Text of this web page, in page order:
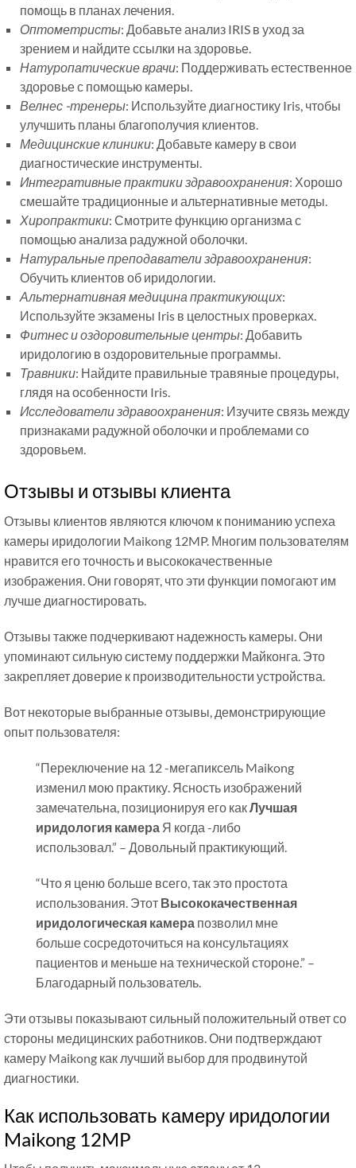
помощь в планах лечения.
Оптометристы: Добавьте анализ IRIS в уход за
зрением и найдите ссылки на здоровье.
Натуропатические врачи: Поддерживать естественное
здоровье с помощью камеры.
Велнес -тренеры: Используйте диагностику Iris, чтобы
улучшить планы благополучия клиентов.
Медицинские клиники: Добавьте камеру в свои
диагностические инструменты.
Интегративные практики здравоохранения: Хорошо
смешайте традиционные и альтернативные методы.
Хиропрактики: Смотрите функцию организма с
помощью анализа радужной оболочки.
Натуральные преподаватели здравоохранения:
Обучить клиентов об иридологии.
Альтернативная медицина практикующих:
Используйте экзамены Iris в целостных проверках.
Фитнес и оздоровительные центры: Добавить
иридологию в оздоровительные программы.
Травники: Найдите правильные травяные процедуры,
глядя на особенности Iris.
Исследователи здравоохранения: Изучите связь между
признаками радужной оболочки и проблемами со
здоровьем.
Отзывы и отзывы клиента
Отзывы клиентов являются ключом к пониманию успеха
камеры иридологии Maikong 12MP. Многим пользователям
нравится его точность и высококачественные
изображения. Они говорят, что эти функции помогают им
лучше диагностировать.
Отзывы также подчеркивают надежность камеры. Они
упоминают сильную систему поддержки Майконга. Это
закрепляет доверие к производительности устройства.
Вот некоторые выбранные отзывы, демонстрирующие
опыт пользователя:
“Переключение на 12 -мегапиксель Maikong
изменил мою практику. Ясность изображений
замечательна, позиционируя его какЛучшая
иридология камера Я когда -либо
использовал.” – Довольный практикующий.
“Что я ценю больше всего, так это простота
использования. Этот Высококачественная
иридологическая камера позволил мне
больше сосредоточиться на консультациях
пациентов и меньше на технической стороне.” –
Благодарный пользователь.
Эти отзывы показывают сильный положительный ответ со
стороны медицинских работников. Они подтверждают
камеру Maikong как лучший выбор для продвинутой
диагностики.
Как использовать камеру иридологии
Maikong 12MP